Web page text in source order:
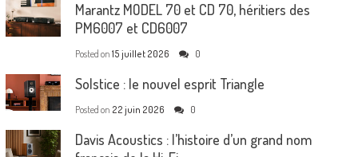
Marantz MODEL 70 et CD 70, héritiers des
PM6007 et CD6007
Posted on 15 juillet 2026 0
Solstice : le nouvel esprit Triangle
Posted on 22 juin 2026 0
Davis Acoustics : l’histoire d’un grand nom